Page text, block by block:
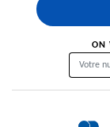
ON